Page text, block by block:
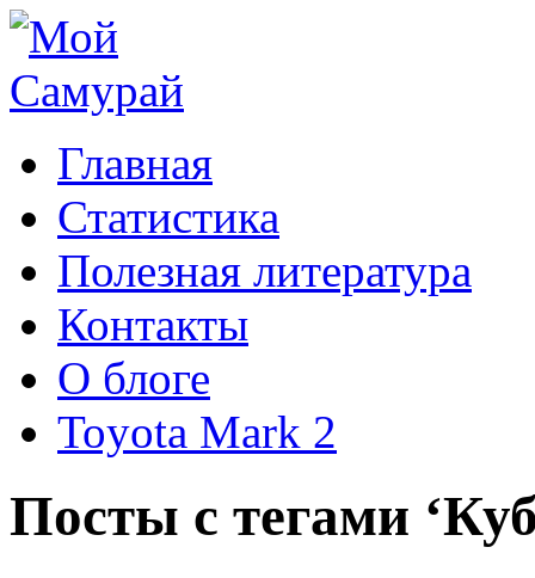
Главная
Статистика
Полезная литература
Контакты
О блоге
Toyota Mark 2
Посты с тегами